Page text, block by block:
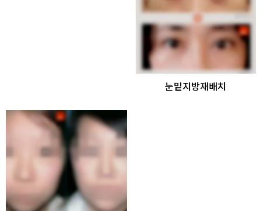
눈밑지방재배치